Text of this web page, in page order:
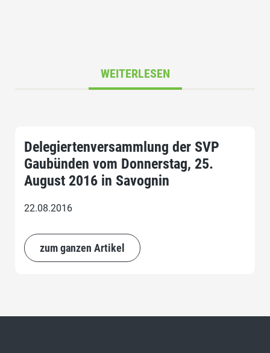
WEITERLESEN
Delegiertenversammlung der SVP
Gaubünden vom Donnerstag, 25.
August 2016 in Savognin
22.08.2016
zum ganzen Artikel